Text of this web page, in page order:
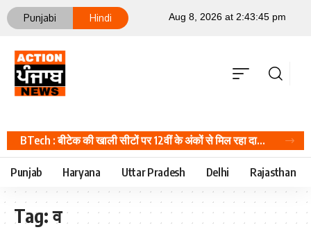
Punjabi Hindi
BTech : बीटेक की खाली सीटों पर 12वीं के अंकों से मिल रहा दाखिला, JEE Main स्कोर की जरूरत नहीं, Career Hindi News
Punjab Haryana Uttar Pradesh Delhi Rajasthan
Tag:व